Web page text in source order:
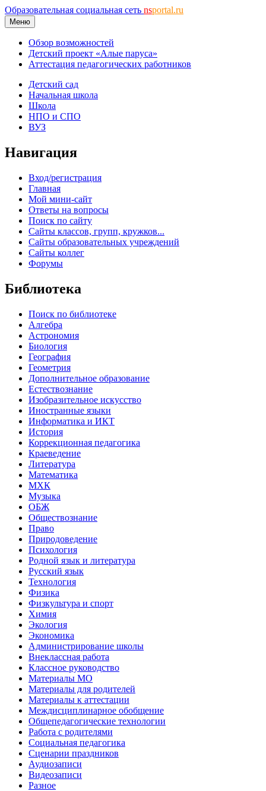
Образовательная социальная сеть nsportal.ru
Меню
Обзор возможностей
Детский проект «Алые паруса»
Аттестация педагогических работников
Детский сад
Начальная школа
Школа
НПО и СПО
ВУЗ
Навигация
Вход/регистрация
Главная
Мой мини-сайт
Ответы на вопросы
Поиск по сайту
Сайты классов, групп, кружков...
Сайты образовательных учреждений
Сайты коллег
Форумы
Библиотека
Поиск по библиотеке
Алгебра
Астрономия
Биология
География
Геометрия
Дополнительное образование
Естествознание
Изобразительное искусство
Иностранные языки
Информатика и ИКТ
История
Коррекционная педагогика
Краеведение
Литература
Математика
МХК
Музыка
ОБЖ
Обществознание
Право
Природоведение
Психология
Родной язык и литература
Русский язык
Технология
Физика
Физкультура и спорт
Химия
Экология
Экономика
Администрирование школы
Внеклассная работа
Классное руководство
Материалы МО
Материалы для родителей
Материалы к аттестации
Междисциплинарное обобщение
Общепедагогические технологии
Работа с родителями
Социальная педагогика
Сценарии праздников
Аудиозаписи
Видеозаписи
Разное